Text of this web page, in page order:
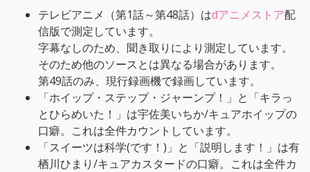
テレビアニメ（第1話～第48話）はdアニメストア配
信版で測定しています。
字幕なしのため、聞き取りにより測定しています。
そのため他のソースとは異なる場合があります。
第49話のみ、現行録画機で録画しています。
「ホイップ・ステップ・ジャーンプ！」と「キラっ
とひらめいた！」は宇佐美いちか/キュアホイップの
口癖。これは全件カウントしています。
「スイーツは科学(です！)」と「説明します！」は有
栖川ひまり/キュアカスタードの口癖。これは全件カ